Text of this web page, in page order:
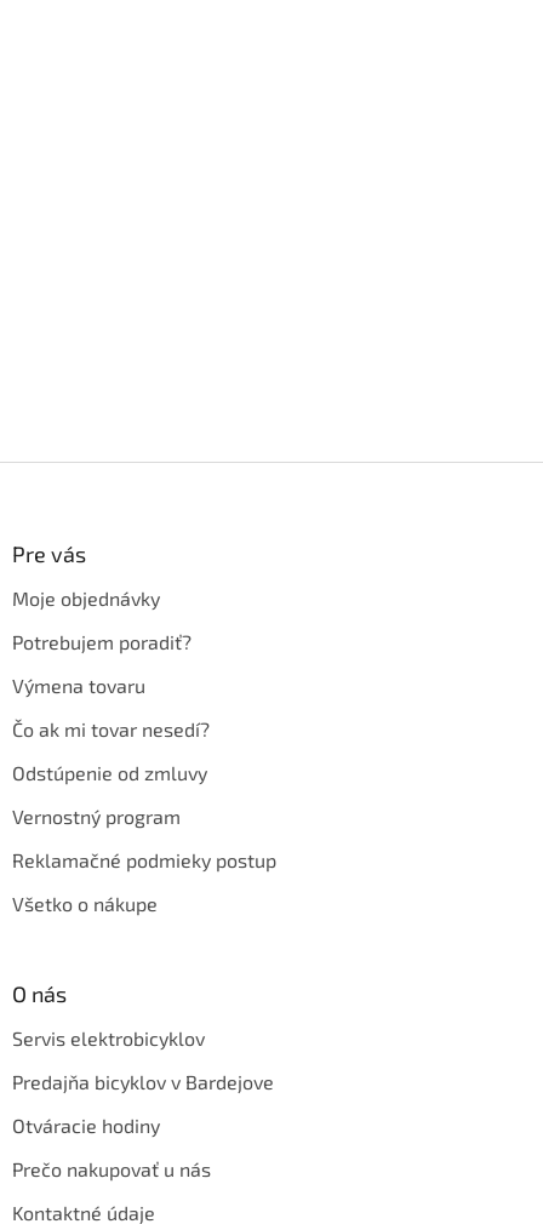
Pre vás
Moje objednávky
Potrebujem poradiť?
Výmena tovaru
Čo ak mi tovar nesedí?
Odstúpenie od zmluvy
Vernostný program
Reklamačné podmieky postup
Všetko o nákupe
O nás
Servis elektrobicyklov
Predajňa bicyklov v Bardejove
Otváracie hodiny
Prečo nakupovať u nás
Kontaktné údaje